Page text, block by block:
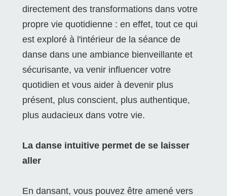
directement des transformations dans votre
propre vie quotidienne : en effet, tout ce qui
est exploré à l'intérieur de la séance de
danse dans une ambiance bienveillante et
sécurisante, va venir influencer votre
quotidien et vous aider à devenir plus
présent, plus conscient, plus authentique,
plus audacieux dans votre vie.
La danse intuitive permet de se laisser
aller
En dansant, vous pouvez être amené vers